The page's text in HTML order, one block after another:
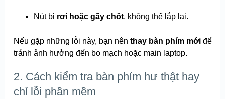
Nút bị rơi hoặc gãy chốt, không thể lắp lại.
Nếu gặp những lỗi này, bạn nên thay bàn phím mớiđể
tránh ảnh hưởng đến bo mạch hoặc main laptop.
2. Cách kiểm tra bàn phím hư thật hay
chỉ lỗi phần mềm